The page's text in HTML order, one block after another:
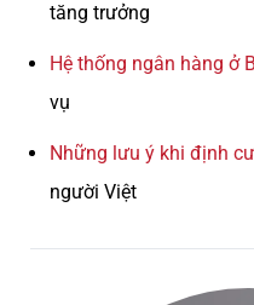
tăng trưởng
Hệ thống ngân hàng ở
vụ
Những lưu ý khi định
người Việt